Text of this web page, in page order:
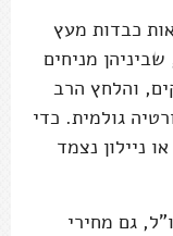
כבדות מעץ
מניחים
והלחץ הרב
גולמית. כדי
ניילון נצמד
גם מחירי